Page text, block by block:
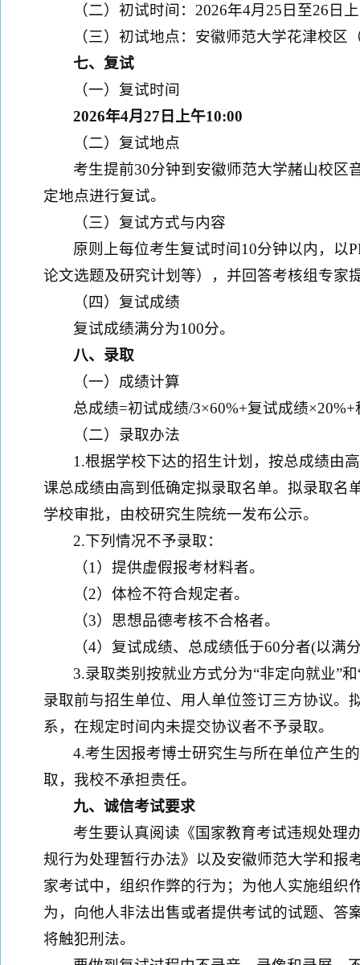
（二）初试时间：2026年4月25日至26日
（三）初试地点：安徽师范大学花津校区
七、复试
（一）复试时间
2026年4月27日上午10:00
（二）复试地点
考生提前30分钟到安徽师范大学赭山校区
定地点进行复试。
（三）复试方式与内容
原则上每位考生复试时间10分钟以内，以
论文选题及研究计划等），并回答考核组专家
（四）复试成绩
复试成绩满分为100分。
八、录取
（一）成绩计算
总成绩=初试成绩/3×60%+复试成绩
（二）录取办法
1.根据学校下达的招生计划，按总成绩由
课总成绩由高到低确定拟录取名单。拟录取名
学校审批，由校研究生院统一发布公示。
2.下列情况不予录取：
（1）提供虚假报考材料者。
（2）体检不符合规定者。
（3）思想品德考核不合格者。
（4）复试成绩、总成绩低于60分者(以满
3.录取类别按就业方式分为“非定向就业”
录取前与招生单位、用人单位签订三方协议。
系，在规定时间内未提交协议者不予录取。
4.考生因报考博士研究生与所在单位产生
取，我校不承担责任。
九、诚信考试要求
考生要认真阅读《国家教育考试违规处理
规行为处理暂行办法》以及安徽师范大学和报
家考试中，组织作弊的行为；为他人实施组织
为，向他人非法出售或者提供考试的试题、答
将触犯刑法。